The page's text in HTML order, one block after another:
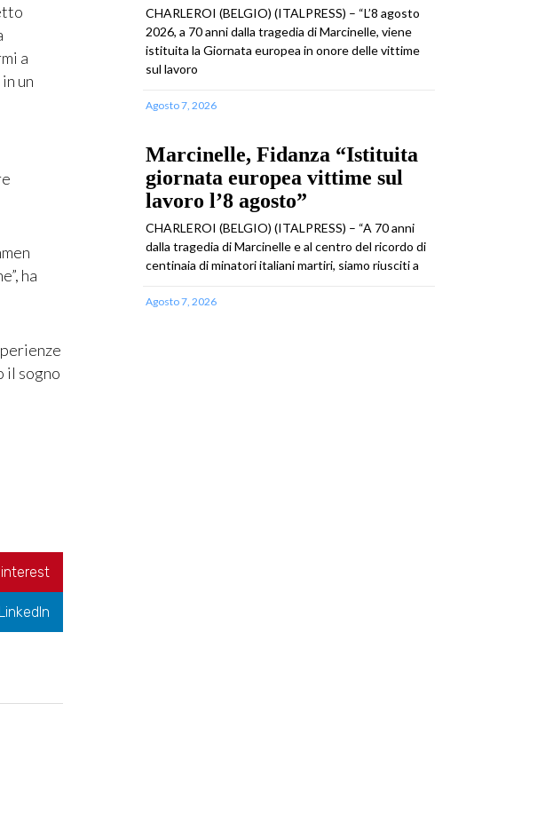
a
un
ha
il sogno
LinkedIn
CHARLEROI (BELGIO) (ITALPRESS) – “L’8 agosto
2026, a 70 anni dalla tragedia di Marcinelle, viene
istituita la Giornata europea in onore delle vittime
sul lavoro
Agosto 7, 2026
Marcinelle, Fidanza “Istituita
giornata europea vittime sul
lavoro l’8 agosto”
CHARLEROI (BELGIO) (ITALPRESS) – “A 70 anni
dalla tragedia di Marcinelle e al centro del ricordo di
centinaia di minatori italiani martiri, siamo riusciti a
Agosto 7, 2026